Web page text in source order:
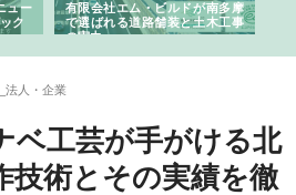
ュー
ク
有限会社エム・ビルドが南多摩
で選ばれる道路舗装と土木工事
の実力
法人・企業
ベ工芸が手がける北
技術とその実績を徹